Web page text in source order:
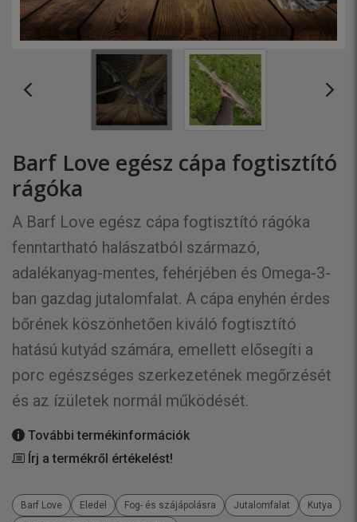
Barf Love egész cápa fogtisztító
rágóka
A Barf Love egész cápa fogtisztító rágóka
fenntartható halászatból származó,
adalékanyag-mentes, fehérjében és Omega-3-
ban gazdag jutalomfalat. A cápa enyhén érdes
bőrének köszönhetően kiváló fogtisztító
hatású kutyád számára, emellett elősegíti a
porc egészséges szerkezetének megőrzését
és az ízületek normál működését.
További termékinformációk
Írj a termékről értékelést!
Barf Love Eledel Fog- és szájápolásra Jutalomfalat
Kutya